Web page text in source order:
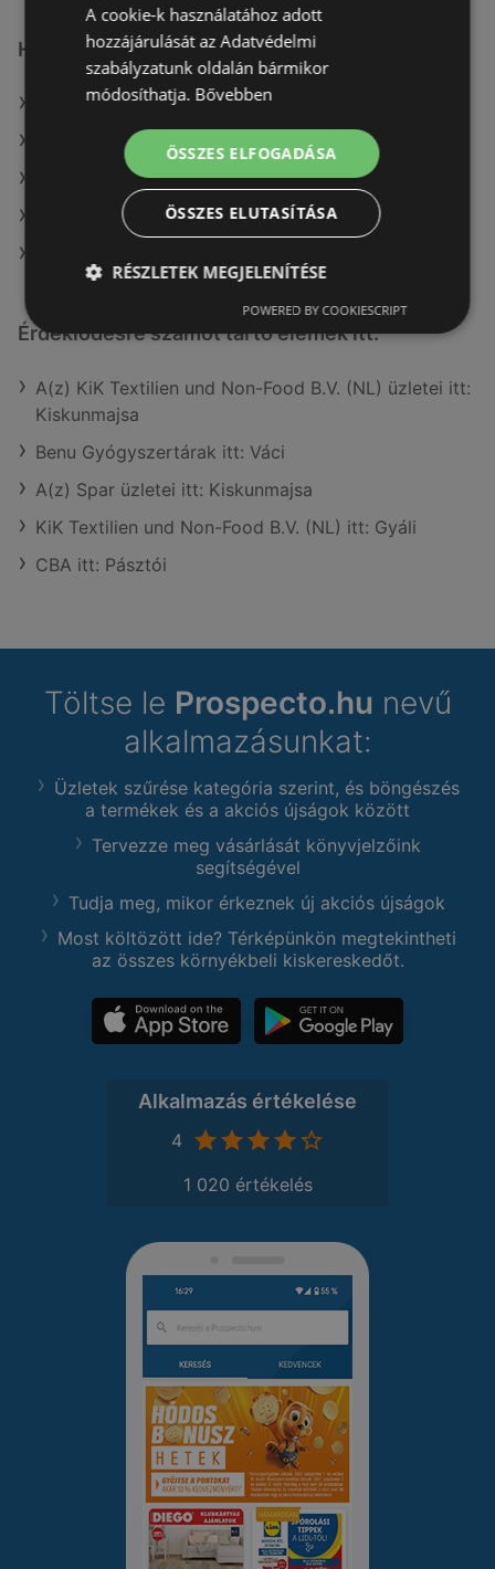
Hasonló kiskereskedők
A(z) Müller HU ajánlatai
A(z) Coop ajánlatai
A(z) Privát max ajánlatai
A(z) FullDiszkont ajánlatai
Érdeklődésre számot tartó elemek itt:
A(z) KiK Textilien und Non-Food B.V. (NL) üzletei itt:
Kiskunmajsa
Benu Gyógyszertárak itt: Váci
A(z) Spar üzletei itt: Kiskunmajsa
KiK Textilien und Non-Food B.V. (NL) itt: Gyáli
CBA itt: Pásztói
Töltse le Prospecto.hu nevű
alkalmazásunkat:
Üzletek szűrése kategória szerint, és böngészés
a termékek és a akciós újságok között
Tervezze meg vásárlását könyvjelzőink
segítségével
Tudja meg, mikor érkeznek új akciós újságok
Most költözött ide? Térképünkön megtekintheti
az összes környékbeli kiskereskedőt.
Alkalmazás értékelése
4
1 020 értékelés
A cookie-k használatához adott
hozzájárulását az Adatvédelmi
szabályzatunk oldalán bármikor
módosíthatja. Bővebben
ÖSSZES ELFOGADÁSA
ÖSSZES ELUTASÍTÁSA
RÉSZLETEK MEGJELENÍTÉSE
POWERED BY COOKIESCRIPT